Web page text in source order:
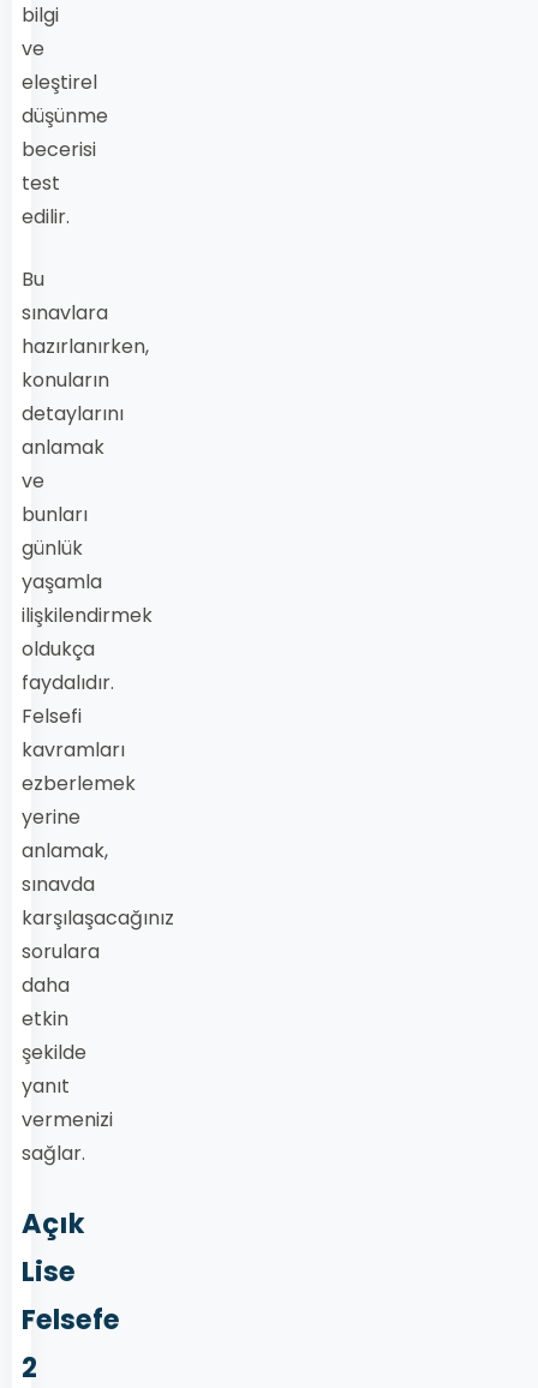
bilgi
ve
eleştirel
düşünme
becerisi
test
edilir.
Bu
sınavlara
hazırlanırken,
konuların
detaylarını
anlamak
ve
bunları
günlük
yaşamla
ilişkilendirmek
oldukça
faydalıdır.
Felsefi
kavramları
ezberlemek
yerine
anlamak,
sınavda
karşılaşacağınız
sorulara
daha
etkin
şekilde
yanıt
vermenizi
sağlar.
Açık
Lise
Felsefe
2